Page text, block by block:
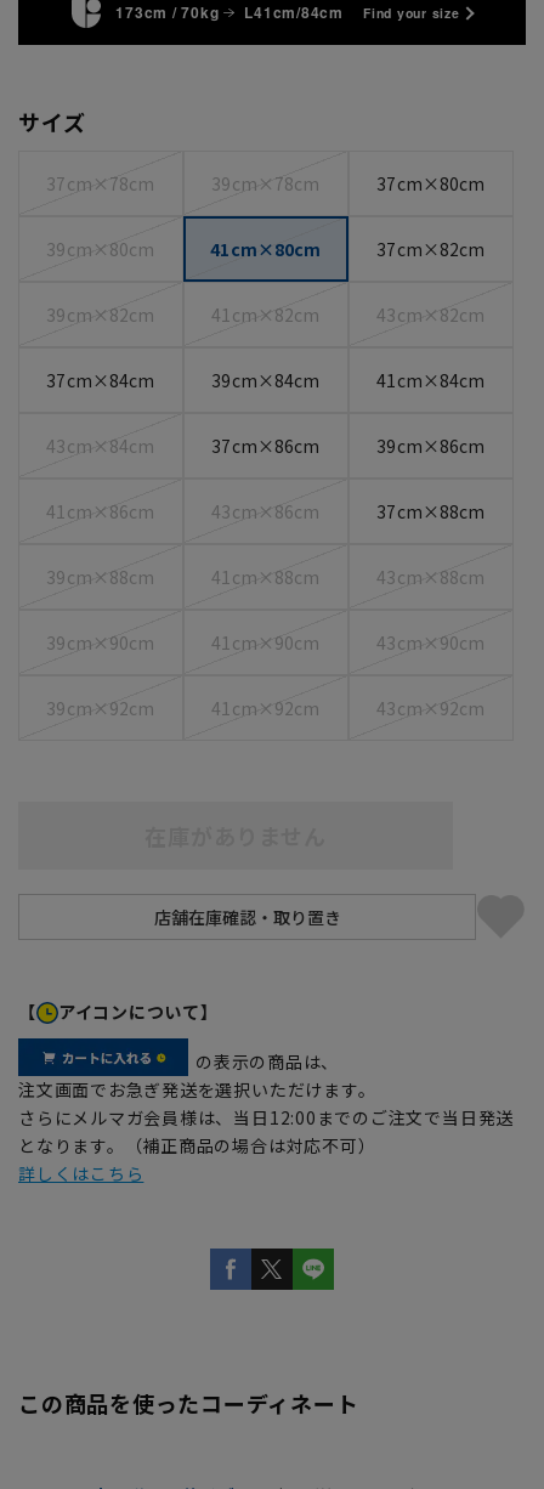
173cm / 70kg L41cm/84cm Find your size
サイズ
37cm×78cm 39cm×78cm 37cm×80cm
39cm×80cm 41cm×80cm 37cm×82cm
39cm×82cm 41cm×82cm 43cm×82cm
37cm×84cm 39cm×84cm 41cm×84cm
43cm×84cm 37cm×86cm 39cm×86cm
41cm×86cm 43cm×86cm 37cm×88cm
39cm×88cm 41cm×88cm 43cm×88cm
39cm×90cm 41cm×90cm 43cm×90cm
39cm×92cm 41cm×92cm 43cm×92cm
【 アイコンについて】
の表示の商品は、
注文画面でお急ぎ発送を選択いただけます。
さらにメルマガ会員様は、当日12:00までのご注文で当日発送
となります。（補正商品の場合は対応不可）
詳しくはこちら
この商品を使ったコーディネート